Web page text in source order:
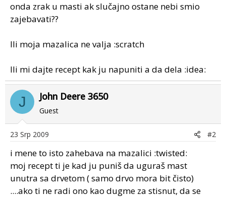
onda zrak u masti ak slučajno ostane nebi smio
zajebavati??
Ili moja mazalica ne valja :scratch
Ili mi dajte recept kak ju napuniti a da dela :idea:
J John Deere 3650
Guest
23 Srp 2009 #2
i mene to isto zahebava na mazalici :twisted:
moj recept ti je kad ju puniš da uguraš mast
unutra sa drvetom ( samo drvo mora bit čisto)
....ako ti ne radi ono kao dugme za stisnut, da se